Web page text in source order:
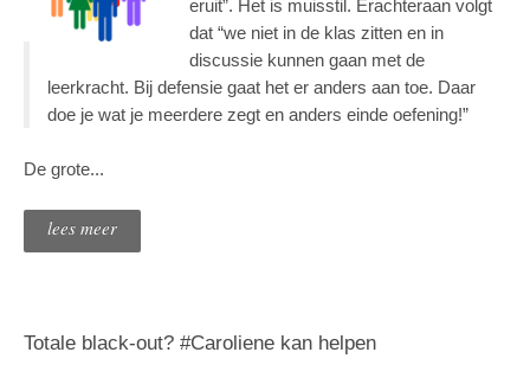
eruit”. Het is muisstil. Erachteraan volgt
dat “we niet in de klas zitten en in
discussie kunnen gaan met de
leerkracht. Bij defensie gaat het er anders aan toe. Daar
doe je wat je meerdere zegt en anders einde oefening!”
De grote...
lees meer
Totale black-out? #Caroliene kan helpen